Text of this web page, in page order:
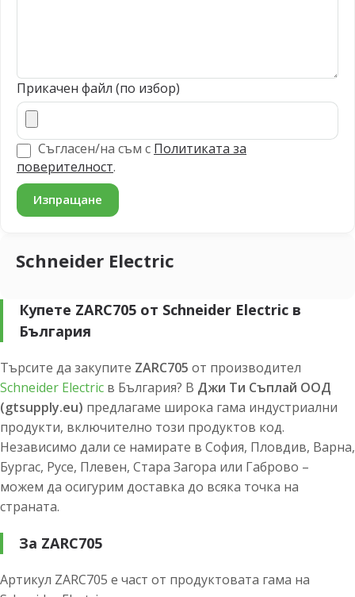
Прикачен файл (по избор)
Съгласен/на съм с Политиката за
поверителност.
Schneider Electric
Купете ZARC705 от Schneider Electric в
България
Търсите да закупите ZARC705 от производител
Schneider Electric в България? В Джи Ти Съплай ООД
(gtsupply.eu) предлагаме широка гама индустриални
продукти, включително този продуктов код.
Независимо дали се намирате в София, Пловдив, Варна,
Бургас, Русе, Плевен, Стара Загора или Габрово –
можем да осигурим доставка до всяка точка на
страната.
За ZARC705
Артикул ZARC705 е част от продуктовата гама на